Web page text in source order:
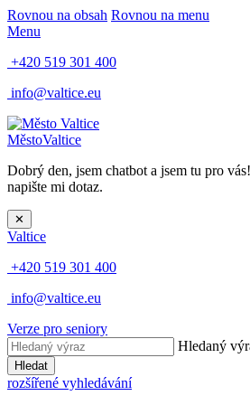
Rovnou na obsah Rovnou na menu
Menu
+420 519 301 400
info@valtice.eu
MěstoValtice
Dobrý den, jsem chatbot a jsem tu pro
napište mi dotaz.
✕
Valtice
+420 519 301 400
info@valtice.eu
Verze pro seniory
Hledaný
Hledat
rozšířené vyhledávání